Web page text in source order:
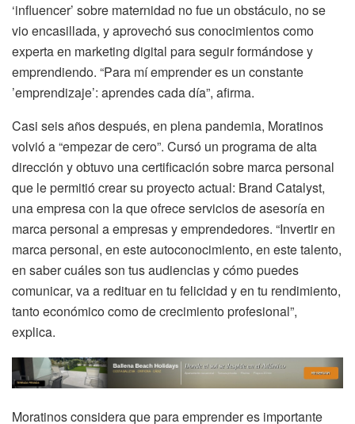
‘influencer’ sobre maternidad no fue un obstáculo, no se
vio encasillada, y aprovechó sus conocimientos como
experta en marketing digital para seguir formándose y
emprendiendo. “Para mí emprender es un constante
’emprendizaje’: aprendes cada día”, afirma.
Casi seis años después, en plena pandemia, Moratinos
volvió a “empezar de cero”. Cursó un programa de alta
dirección y obtuvo una certificación sobre marca personal
que le permitió crear su proyecto actual: Brand Catalyst,
una empresa con la que ofrece servicios de asesoría en
marca personal a empresas y emprendedores. “Invertir en
marca personal, en este autoconocimiento, en este talento,
en saber cuáles son tus audiencias y cómo puedes
comunicar, va a redituar en tu felicidad y en tu rendimiento,
tanto económico como de crecimiento profesional”,
explica.
Moratinos considera que para emprender es importante